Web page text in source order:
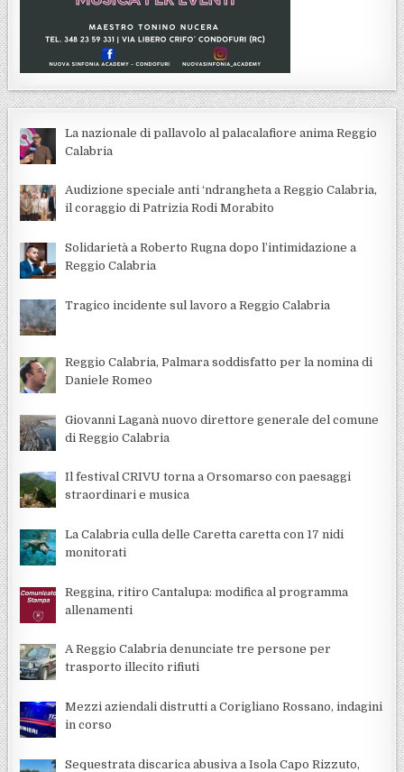
La nazionale di pallavolo al palacalafiore anima Reggio
Calabria
Audizione speciale anti ‘ndrangheta a Reggio Calabria,
il coraggio di Patrizia Rodi Morabito
Solidarietà a Roberto Rugna dopo l’intimidazione a
Reggio Calabria
Tragico incidente sul lavoro a Reggio Calabria
Reggio Calabria, Palmara soddisfatto per la nomina di
Daniele Romeo
Giovanni Laganà nuovo direttore generale del comune
di Reggio Calabria
Il festival CRIVU torna a Orsomarso con paesaggi
straordinari e musica
La Calabria culla delle Caretta caretta con 17 nidi
monitorati
Reggina, ritiro Cantalupa: modifica al programma
allenamenti
A Reggio Calabria denunciate tre persone per
trasporto illecito rifiuti
Mezzi aziendali distrutti a Corigliano Rossano, indagini
in corso
Sequestrata discarica abusiva a Isola Capo Rizzuto,